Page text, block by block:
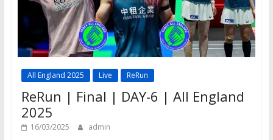
All England 2025 Live ReRun
ReRun | Final | DAY-6 | All England
2025
16/03/2025 admin